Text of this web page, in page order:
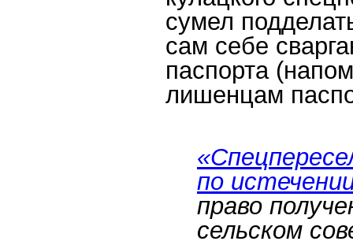
сумел
сам себе
паспорта
лишенцам
по
право
сельском